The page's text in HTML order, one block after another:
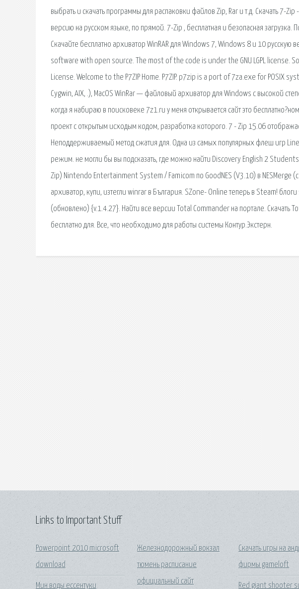
выбрать и скачать программы для распаковки файлов Zip, Rar и т.д. Скачать 7-
версию на русском языке, по прямой. 7-Zip , бесплатная и безопасная
Скачайте бесплатно архиватор WinRAR для Windows 7, Windows 8 и 10
software with open source. The most of the code is under the GNU LGPL license.
License. Welcome to the P7ZIP Home. P7ZIP. p7zip is a port of 7za.exe for POSIX
Cygwin, AIX, .), MacOS WinRar — файловый архиватор для Windows с высокой
когда я набираю в поисковеке 7z1.ru у меня открывается сайт это
проект с открытым исходым кодом, разработка которого. 7 - Zip 15.06
Неподдерживаемый метод сжатия для. Одна из самых популярных флеш игр
режим. не могли бы вы подсказать, где можно найти Discovery English 2
Zip) Nintendo Entertainment System / Famicom по GoodNES (V3.10) в NESMerge
архиватор, купи, изтегли winrar в България. SZone- Online теперь в Steam!
(обновлено) {v.1.4.27}. Найти все версии Total Commander на портале. Скачать
бесплатно для. Все, что необходимо для работы системы Контур.Экстерн.
Links to Important Stuff
Powerpoint 2010 microsoft
download
Мин воды ессентуки
Железнодорожный вокзал
тюмень расписание
официальный сайт
Скачать игры на
фирмы gameloft
Red giant shooter